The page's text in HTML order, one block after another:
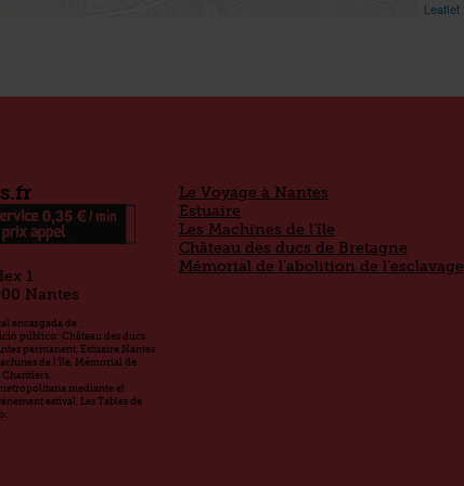
1
Nantes
encargada de :
público: Château des ducs
permanent, Estuaire Nantes
de l'île, Mémorial de
Chantiers.
mediante el
estival, Les Tables de
Le Voyage à Nantes
Estuaire
Les Machines de l’île
Château des ducs de Bretagne
Mémorial de l’abolition de l’esclavage